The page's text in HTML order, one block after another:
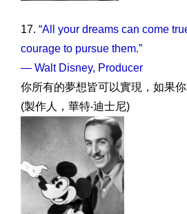
17. “All your dreams can come
courage to pursue them.”
— Walt Disney, Producer
你所有的夢想皆可以實現，如果你
(製作人，華特‧迪士尼)